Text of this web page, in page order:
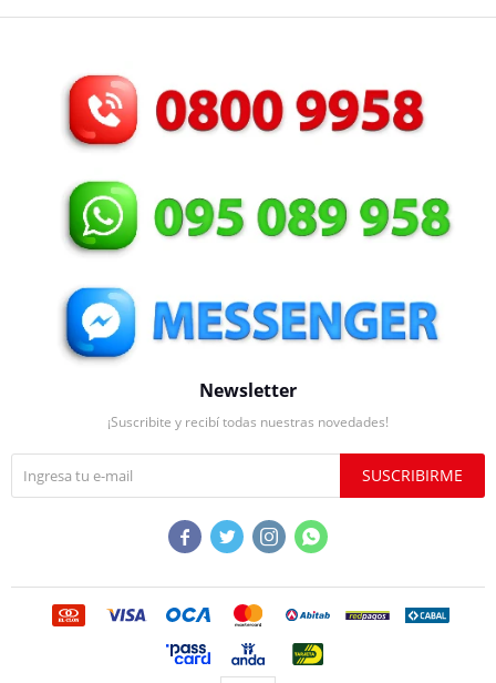
Newsletter
¡Suscribite y recibí todas nuestras novedades!
SUSCRIBIRME
   